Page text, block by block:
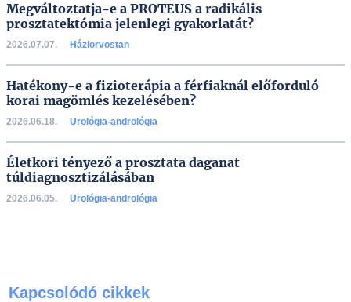
Megváltoztatja-e a PROTEUS a radikális
prosztatektómia jelenlegi gyakorlatát?
2026.07.07. Háziorvostan
Hatékony-e a fizioterápia a férfiaknál előforduló
korai magömlés kezelésében?
2026.06.18. Urológia-andrológia
Életkori tényező a prosztata daganat
túldiagnosztizálásában
2026.06.05. Urológia-andrológia
Kapcsolódó cikkek